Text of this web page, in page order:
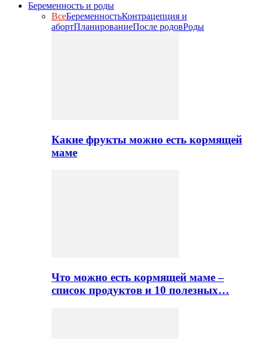
Беременность и роды
ВсеБеременностьКонтрацепция и
абортПланированиеПосле родовРоды
Какие фрукты можно есть кормящей
маме
Что можно есть кормящей маме –
список продуктов и 10 полезных…